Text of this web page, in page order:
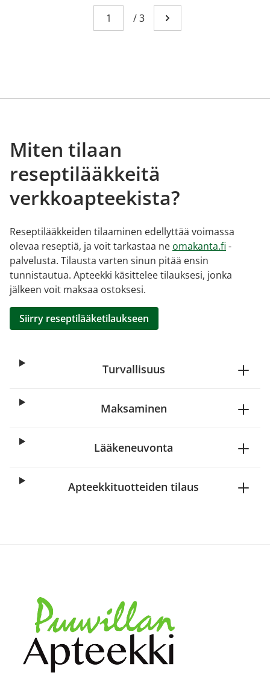
Sivu
You're currently reading page 1
/3 Mene seuraavalle
Miten tilaan
reseptilääkkeitä
verkkoapteekista?
Reseptilääkkeiden tilaaminen edellyttää voimassa
olevaa reseptiä, ja voit tarkastaa ne omakanta.fi -
palvelusta. Tilausta varten sinun pitää ensin
tunnistautua. Apteekki käsittelee tilauksesi, jonka
jälkeen voit maksaa ostoksesi.
Siirry reseptilääketilaukseen
Turvallisuus
Maksaminen
Lääkeneuvonta
Apteekkituotteiden tilaus